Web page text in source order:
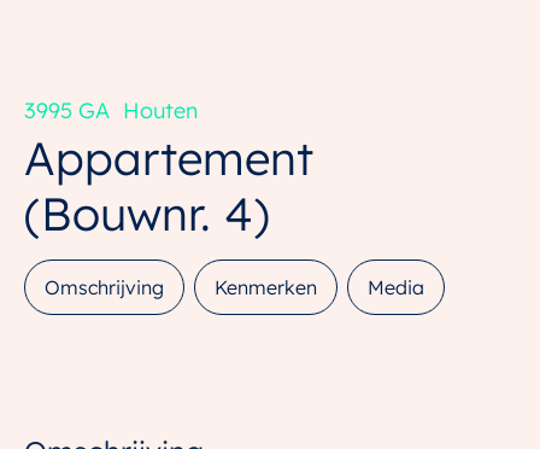
Appartement
(Bouwnr. 4)
3995 GA Houten
Omschrijving Kenmerken Media